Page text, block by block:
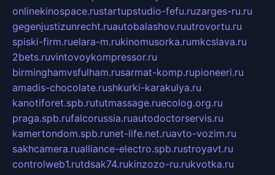
onlinekinospace.rustartupstudio-fefu.ruzarges-ru.ru
gegenjustizunrecht.ruautobalashov.ruutrovortu.ru
spiski-firm.ruelara-m.rukinomusorka.rumkcslava.ru
2bets.ruvintovoykompressor.ru
birminghamvsfulham.rusarmat-komp.rupioneeri.ru
amadis-chocolate.rushkurki-karakulya.ru
kanotiforet.spb.rututmassage.ruecolog.org.ru
praga.spb.rufalcorussia.ruautodoctorservis.ru
kamertondom.spb.runet-life.net.ruavto-vozim.ru
sakhcamera.rualliance-electro.spb.rustroyavt.ru
controlweb1.rutdsak74.rukinzozo-ru.rukvotka.ru